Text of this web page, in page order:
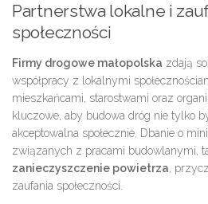
Partnerstwa lokalne i
społeczności
Firmy drogowe małopolska zdają
współpracy z lokalnymi
mieszkańcami, starostwami oraz
kluczowe, aby budowa dróg nie tylko
akceptowalna społecznie. Dbanie o
związanych z pracami budowlanymi,
zanieczyszczenie powietrza ,
zaufania społeczności.